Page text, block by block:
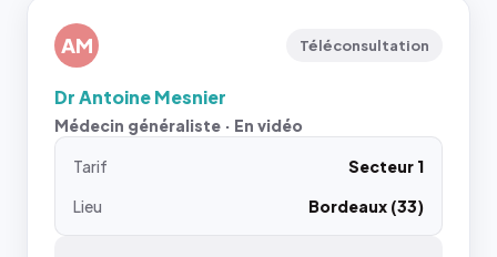
AM Téléconsultation
Dr Antoine Mesnier
Médecin généraliste · En vidéo
Tarif
Secteur 1
Lieu
Bordeaux (33)